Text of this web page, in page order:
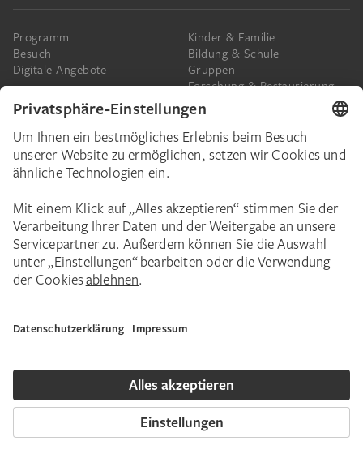
Programm
Besuch
Digitale Angebote
Kinder & Familie
Bildung & Schule
Gruppen
Forschung & Restaurierung
Presse
Das Städel
Spenden
Schenkungen & Nachlass
Corporate Events
Städelverein
Karriere
Städel Stories
Newsletter
DatenschutzPrivatsphäreBildnachweise
HausordnungKontakt
Copyright © 2026 Städel Museum. Alle Rechte vorbehalten.